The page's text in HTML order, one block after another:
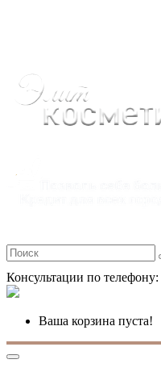
Консультации по телефону:
Ваша корзина пуста!